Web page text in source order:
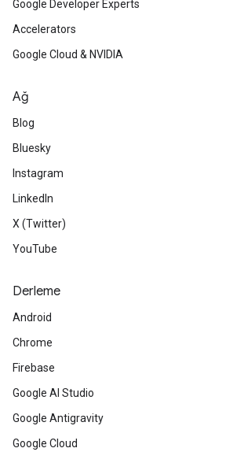
Google Developer Experts
Accelerators
Google Cloud & NVIDIA
Ağ
Blog
Bluesky
Instagram
LinkedIn
X (Twitter)
YouTube
Derleme
Android
Chrome
Firebase
Google AI Studio
Google Antigravity
Google Cloud